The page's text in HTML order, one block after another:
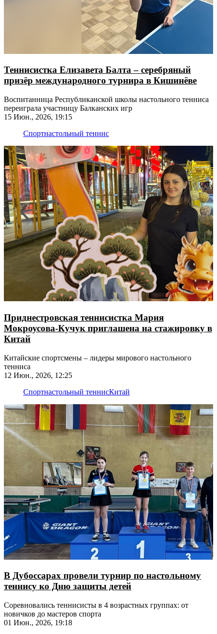
Теннисистка Елизавета Балта – серебряный
призёр международного турнира в Кишинёве
Воспитанница Республиканской школы настольного тенниса
переиграла участницу Балканских игр
15 Июн., 2026, 19:15
Спортнастольный теннис
Приднестровская теннисистка Мария
Мокроусова-Кучук приглашена на стажировку в
Китай
Китайские спортсмены – лидеры мирового настольного
тенниса
12 Июн., 2026, 12:25
Спортнастольный теннисКитай
В Дубоссарах провели турнир по настольному
теннису ко Дню защиты детей
Соревновались теннисисты в 4 возрастных группах: от
новичков до мастеров спорта
01 Июн., 2026, 19:18